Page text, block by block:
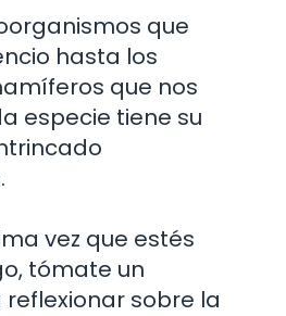
que
hasta los
que nos
especie tiene su
vez que estés
tómate un
sobre la